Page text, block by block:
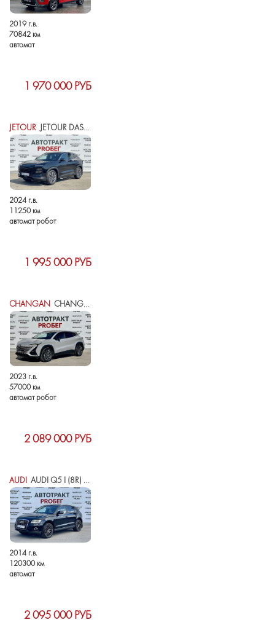
2019 г.в.
70842 км
автомат
1 970 000 РУБ
JETOUR JETOUR DASHING I
2024 г.в.
11250 км
автомат робот
1 995 000 РУБ
CHANGAN CHANGAN UNI-T I
2023 г.в.
57000 км
автомат робот
2 089 000 РУБ
AUDI AUDI Q5 I (8R) РЕСТАЙЛИНГ
2014 г.в.
120300 км
автомат
2 095 000 РУБ